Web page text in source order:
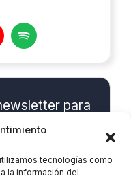
tecnologías como
la información del
para
novedades